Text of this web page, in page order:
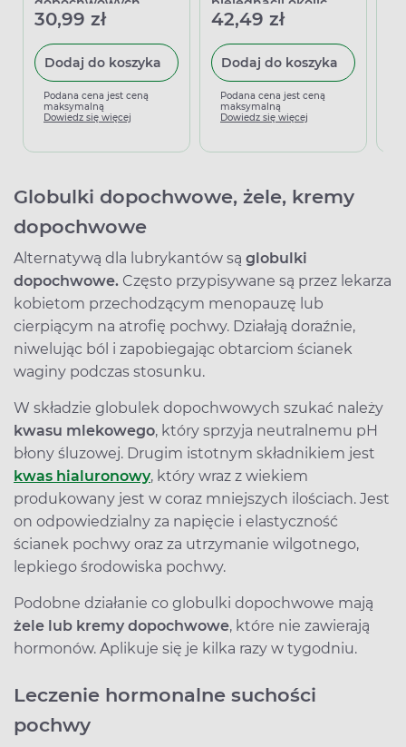
30,99 zł
Dodaj do koszyka
Podana cena jest ceną
maksymalną
Dowiedz się więcej
intymnych, 50 ml
42,49 zł
Dodaj do koszyka
Podana cena jest ceną
maksymalną
Dowiedz się więcej
Globulki dopochwowe, żele, kremy
dopochwowe
Alternatywą dla lubrykantów są globulki
dopochwowe. Często przypisywane są przez lekarza
kobietom przechodzącym menopauzę lub
cierpiącym na atrofię pochwy. Działają doraźnie,
niwelując ból i zapobiegając obtarciom ścianek
waginy podczas stosunku.
W składzie globulek dopochwowych szukać należy
kwasu mlekowego, który sprzyja neutralnemu pH
błony śluzowej. Drugim istotnym składnikiem jest
kwas hialuronowy, który wraz z wiekiem
produkowany jest w coraz mniejszych ilościach. Jest
on odpowiedzialny za napięcie i elastyczność
ścianek pochwy oraz za utrzymanie wilgotnego,
lepkiego środowiska pochwy.
Podobne działanie co globulki dopochwowe mają
żele lub kremy dopochwowe, które nie zawierają
hormonów. Aplikuje się je kilka razy w tygodniu.
Leczenie hormonalne suchości
pochwy